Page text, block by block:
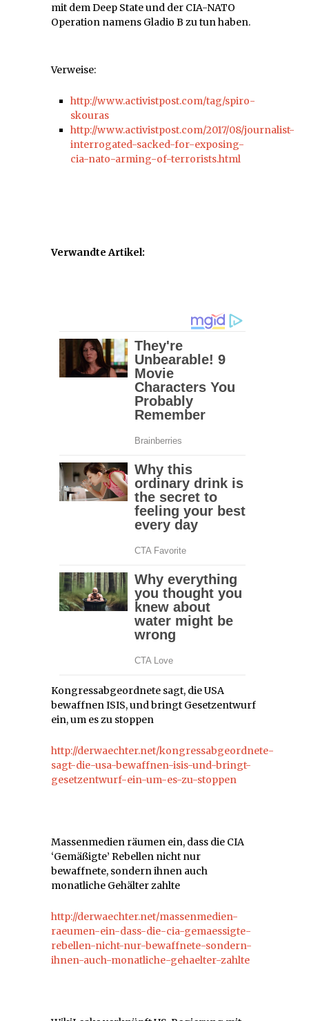
mit dem Deep State und der CIA-NATO
Operation namens Gladio B zu tun haben.
Verweise:
http://www.activistpost.com/tag/spiro-
skouras
http://www.activistpost.com/2017/08/journalist-
interrogated-sacked-for-exposing-
cia-nato-arming-of-terrorists.html
Verwandte Artikel:
Kongressabgeordnete sagt, die USA
bewaffnen ISIS, und bringt Gesetzentwurf
ein, um es zu stoppen
http://derwaechter.net/kongressabgeordnete-
sagt-die-usa-bewaffnen-isis-und-bringt-
gesetzentwurf-ein-um-es-zu-stoppen
Massenmedien räumen ein, dass die CIA
‘Gemäßigte’ Rebellen nicht nur
bewaffnete, sondern ihnen auch
monatliche Gehälter zahlte
http://derwaechter.net/massenmedien-
raeumen-ein-dass-die-cia-gemaessigte-
rebellen-nicht-nur-bewaffnete-sondern-
ihnen-auch-monatliche-gehaelter-zahlte